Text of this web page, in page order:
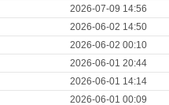
2026-07-09 14:56
2026-06-02 14:50
2026-06-02 00:10
2026-06-01 20:44
2026-06-01 14:14
2026-06-01 00:09